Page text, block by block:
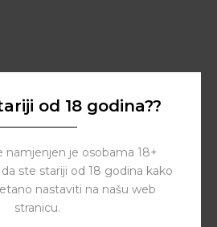
od 18 godina??
namjenjen je osobama 18+
ste stariji od 18 godina kako
nastaviti na našu web
stranicu.